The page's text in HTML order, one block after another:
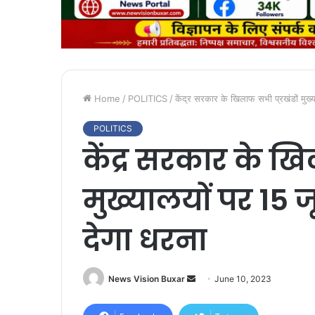
Home / POLITICS / केंद्र सरकार के खिलाफ सभी प्रखंडों
POLITICS
केंद्र सरकार के
मुख्यालयों पर 15
देगा धरना
News Vision Buxar
n
June 10, 2023